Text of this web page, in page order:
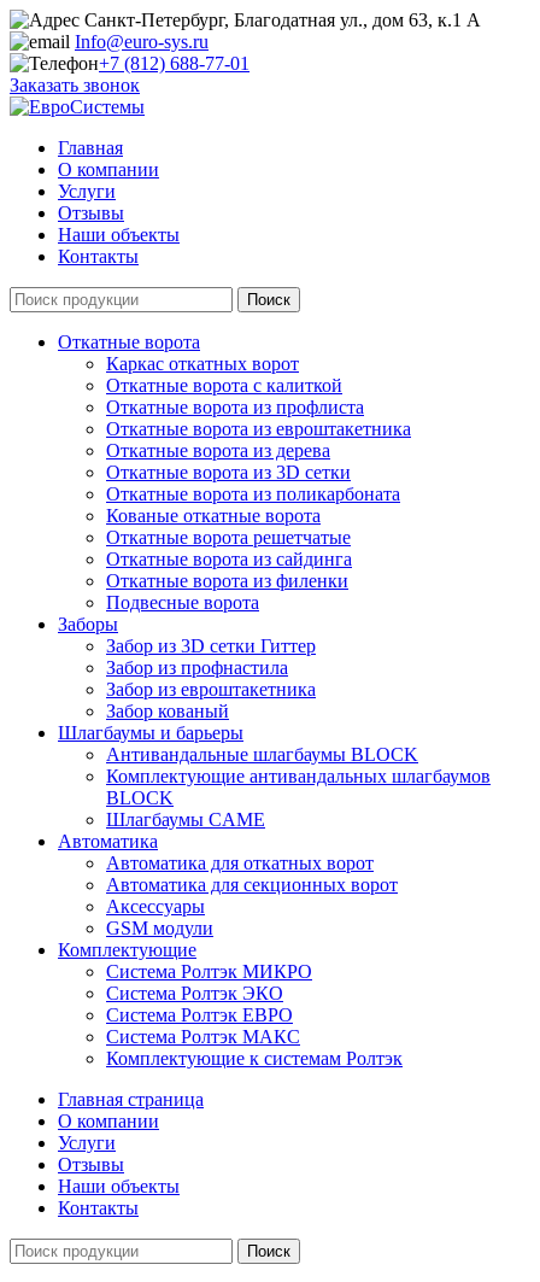
Санкт-Петербург, Благодатная ул., дом 63, к.1 А
Info@euro-sys.ru
+7 (812) 688-77-01
Заказать звонок
Главная
О компании
Услуги
Отзывы
Наши объекты
Контакты
Откатные ворота
Каркас откатных ворот
Откатные ворота с калиткой
Откатные ворота из профлиста
Откатные ворота из евроштакетника
Откатные ворота из дерева
Откатные ворота из 3D сетки
Откатные ворота из поликарбоната
Кованые откатные ворота
Откатные ворота решетчатые
Откатные ворота из сайдинга
Откатные ворота из филенки
Подвесные ворота
Заборы
Забор из 3D сетки Гиттер
Забор из профнастила
Забор из евроштакетника
Забор кованый
Шлагбаумы и барьеры
Антивандальные шлагбаумы BLOCK
Комплектующие антивандальных шлагбаумов
BLOCK
Шлагбаумы CAME
Автоматика
Автоматика для откатных ворот
Автоматика для секционных ворот
Аксессуары
GSM модули
Комплектующие
Система Ролтэк МИКРО
Система Ролтэк ЭКО
Система Ролтэк ЕВРО
Система Ролтэк МАКС
Комплектующие к системам Ролтэк
Главная страница
О компании
Услуги
Отзывы
Наши объекты
Контакты